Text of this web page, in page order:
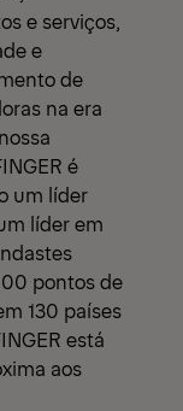
e serviços,
e
de
na era
é
um líder
líder em
pontos de
130 países
está
aos